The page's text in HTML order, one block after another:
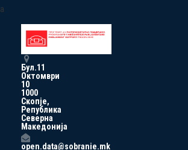
a
Бул.11
Октомври
10
1000
Скопје,
Република
Северна
Македонија
open.data@sobranie.mk